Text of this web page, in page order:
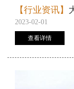
【行业资讯】
2023-02-01
查看详情